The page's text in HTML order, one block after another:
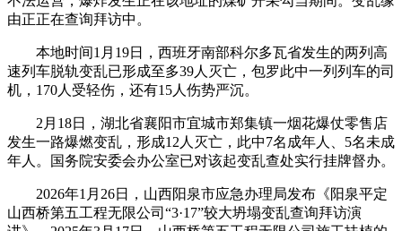
由正正在查询拜访中。
本地时间1月19日，西班牙南部科尔多瓦省发生的两列高
速列车脱轨变乱已形成至多39人灭亡，包罗此中一列列车的司
机，170人受轻伤，还有15人伤势严沉。
2月18日，湖北省襄阳市宜城市郑集镇一烟花爆仗零售店
发生一路爆燃变乱，形成12人灭亡，此中7名成年人、5名未成
年人。国务院安委会办公室已对该起变乱查处实行挂牌督办。
2026年1月26日，山西阳泉市应急办理局发布《阳泉平定
山西桥第五工程无限公司“3·17”较大坍塌变乱查询拜访演